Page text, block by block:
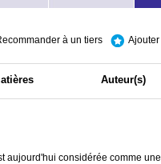
à un tiers
Auteur(s)
aujourd'hui considérée comme